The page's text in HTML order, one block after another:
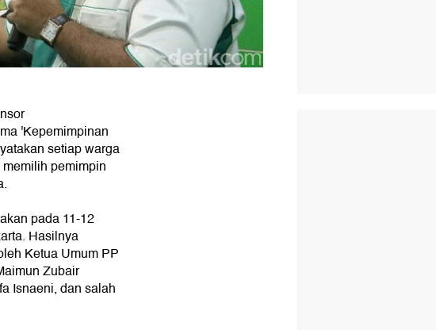
'Kepemimpinan
setiap warga
pemimpin
pada 11-12
Hasilnya
Ketua Umum PP
Zubair
Isnaeni, dan salah